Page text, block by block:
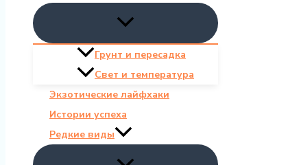
Грунт и пересадка
Свет и температура
Экзотические лайфхаки
Истории успеха
Редкие виды